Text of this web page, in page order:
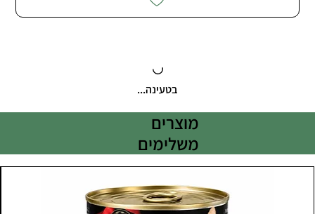
בטעינה...
מוצרים
משלימים